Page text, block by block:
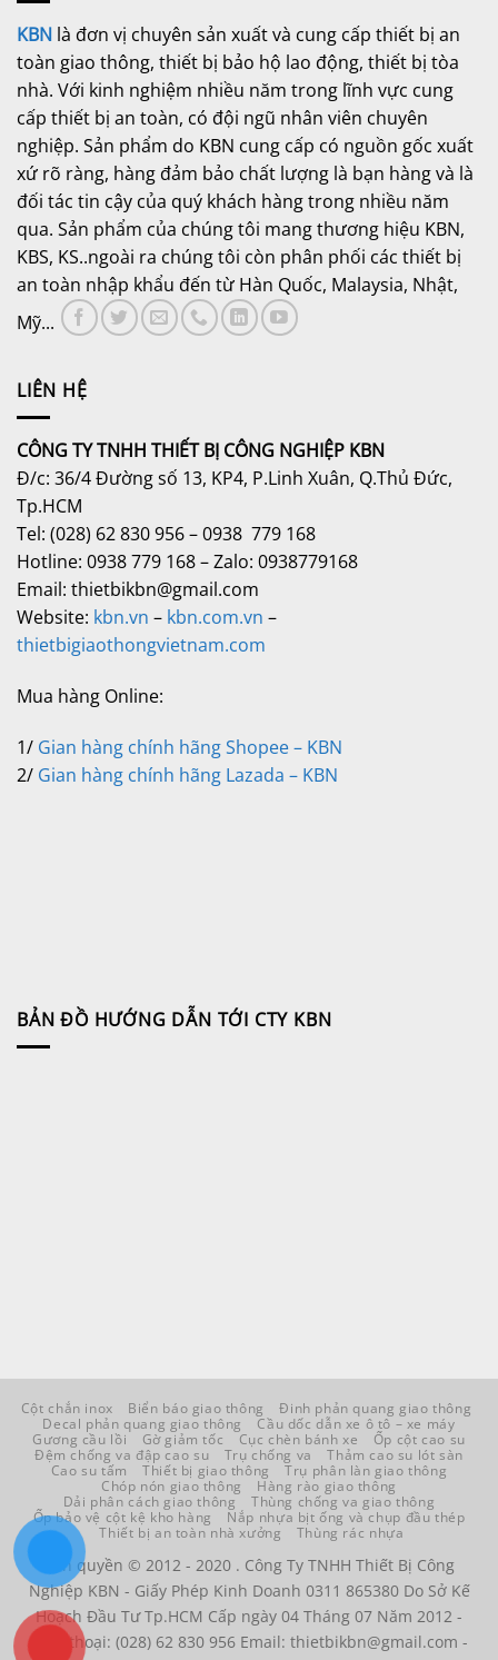
KBN là đơn vị chuyên sản xuất và cung cấp thiết bị an
toàn giao thông, thiết bị bảo hộ lao động, thiết bị tòa
nhà. Với kinh nghiệm nhiều năm trong lĩnh vực cung
cấp thiết bị an toàn, có đội ngũ nhân viên chuyên
nghiệp. Sản phẩm do KBN cung cấp có nguồn gốc xuất
xứ rõ ràng, hàng đảm bảo chất lượng là bạn hàng và là
đối tác tin cậy của quý khách hàng trong nhiều năm
qua. Sản phẩm của chúng tôi mang thương hiệu KBN,
KBS, KS..ngoài ra chúng tôi còn phân phối các thiết bị
an toàn nhập khẩu đến từ Hàn Quốc, Malaysia, Nhật,
Mỹ...
LIÊN HỆ
CÔNG TY TNHH THIẾT BỊ CÔNG NGHIỆP KBN
Đ/c: 36/4 Đường số 13, KP4, P.Linh Xuân, Q.Thủ Đức,
Tp.HCM
Tel: (028) 62 830 956 – 0938 779 168
Hotline: 0938 779 168 – Zalo: 0938779168
Email: thietbikbn@gmail.com
Website: kbn.vn – kbn.com.vn –
thietbigiaothongvietnam.com
Mua hàng Online:
1/ Gian hàng chính hãng Shopee – KBN
2/ Gian hàng chính hãng Lazada – KBN
BẢN ĐỒ HƯỚNG DẪN TỚI CTY KBN
Cột chắn inox Biển báo giao thông
Đinh phản quang giao thông
Decal phản quang giao thông
Cầu dốc dẫn xe ô tô – xe máy
Gương cầu lồi
Gờ giảm tốc Cục chèn bánh xe
Ốp cột cao su
Đệm chống va đập cao su
Trụ chống va
Thảm cao su lót sàn
Cao su tấm
Thiết bị giao thông
Trụ phân làn giao thông
Chóp nón giao thông
Hàng rào giao thông
Dải phân cách giao thông
Thùng chống va giao thông
Ốp bảo vệ cột kệ kho hàng
Nắp nhựa bịt ống và chụp đầu thép
Thiết bị an toàn nhà xưởng
Thùng rác nhựa
Bản quyền © 2012 - 2020 . Công Ty TNHH Thiết Bị Công
Nghiệp KBN - Giấy Phép Kinh Doanh 0311 865380 Do Sở Kế
Hoạch Đầu Tư Tp.HCM Cấp ngày 04 Tháng 07 Năm 2012 -
Điện thoại: (028) 62 830 956 Email: thietbikbn@gmail.com -